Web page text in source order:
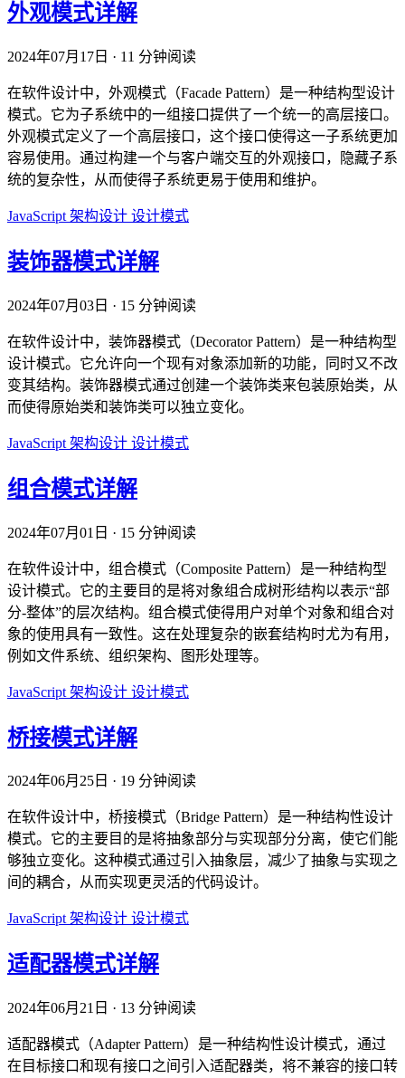
外观模式详解
2024年07月17日 · 11 分钟阅读
在软件设计中，外观模式（Facade Pattern）是一种结构型设计
模式。它为子系统中的一组接口提供了一个统一的高层接口。
外观模式定义了一个高层接口，这个接口使得这一子系统更加
容易使用。通过构建一个与客户端交互的外观接口，隐藏子系
统的复杂性，从而使得子系统更易于使用和维护。
JavaScript 架构设计 设计模式
装饰器模式详解
2024年07月03日 · 15 分钟阅读
在软件设计中，装饰器模式（Decorator Pattern）是一种结构型
设计模式。它允许向一个现有对象添加新的功能，同时又不改
变其结构。装饰器模式通过创建一个装饰类来包装原始类，从
而使得原始类和装饰类可以独立变化。
JavaScript 架构设计 设计模式
组合模式详解
2024年07月01日 · 15 分钟阅读
在软件设计中，组合模式（Composite Pattern）是一种结构型
设计模式。它的主要目的是将对象组合成树形结构以表示“部
分-整体”的层次结构。组合模式使得用户对单个对象和组合对
象的使用具有一致性。这在处理复杂的嵌套结构时尤为有用，
例如文件系统、组织架构、图形处理等。
JavaScript 架构设计 设计模式
桥接模式详解
2024年06月25日 · 19 分钟阅读
在软件设计中，桥接模式（Bridge Pattern）是一种结构性设计
模式。它的主要目的是将抽象部分与实现部分分离，使它们能
够独立变化。这种模式通过引入抽象层，减少了抽象与实现之
间的耦合，从而实现更灵活的代码设计。
JavaScript架构设计 设计模式
适配器模式详解
2024年06月21日 · 13 分钟阅读
适配器模式（Adapter Pattern）是一种结构性设计模式，通过
在目标接口和现有接口之间引入适配器类，将不兼容的接口转